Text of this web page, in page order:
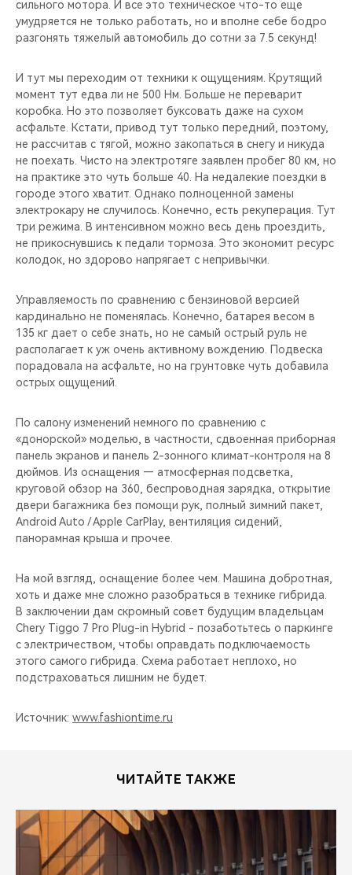
сильного мотора. И все это техническое что-то еще
умудряется не только работать, но и вполне себе бодро
разгонять тяжелый автомобиль до сотни за 7.5 секунд!
И тут мы переходим от техники к ощущениям. Крутящий
момент тут едва ли не 500 Нм. Больше не переварит
коробка. Но это позволяет буксовать даже на сухом
асфальте. Кстати, привод тут только передний, поэтому,
не рассчитав с тягой, можно закопаться в снегу и никуда
не поехать. Чисто на электротяге заявлен пробег 80 км, но
на практике это чуть больше 40. На недалекие поездки в
городе этого хватит. Однако полноценной замены
электрокару не случилось. Конечно, есть рекуперация. Тут
три режима. В интенсивном можно весь день проездить,
не прикоснувшись к педали тормоза. Это экономит ресурс
колодок, но здорово напрягает с непривычки.
Управляемость по сравнению с бензиновой версией
кардинально не поменялась. Конечно, батарея весом в
135 кг дает о себе знать, но не самый острый руль не
располагает к уж очень активному вождению. Подвеска
порадовала на асфальте, но на грунтовке чуть добавила
острых ощущений.
По салону изменений немного по сравнению с
«донорской» моделью, в частности, сдвоенная приборная
панель экранов и панель 2-зонного климат-контроля на 8
дюймов. Из оснащения — атмосферная подсветка,
круговой обзор на 360, беспроводная зарядка, открытие
двери багажника без помощи рук, полный зимний пакет,
Android Auto / Apple CarPlay, вентиляция сидений,
панорамная крыша и прочее.
На мой взгляд, оснащение более чем. Машина добротная,
хоть и даже мне сложно разобраться в технике гибрида.
В заключении дам скромный совет будущим владельцам
Chery Тiggo 7 Pro Plug-in Hybrid - позаботьтесь о паркинге
с электричеством, чтобы оправдать подключаемость
этого самого гибрида. Схема работает неплохо, но
подстраховаться лишним не будет.
Источник: www.fashiontime.ru
ЧИТАЙТЕ ТАКЖЕ